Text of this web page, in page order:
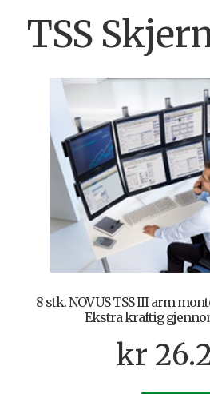
Handlekurv
TSS
8 stk. NOVUS TSS III arm
Ekstra kraftig
kr